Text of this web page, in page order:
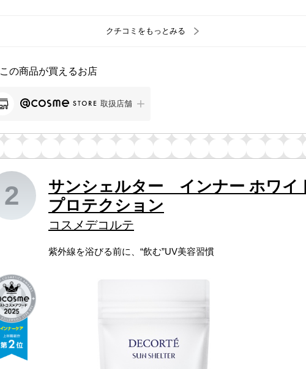
クチコミをもっとみる
この商品が買えるお店
取扱店舗
2
サンシェルター インナー ホワイ
プロテクション
コスメデコルテ
紫外線を浴びる前に、“飲む”UV美容習慣